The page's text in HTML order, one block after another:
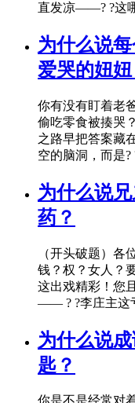
直发凉——? ?这
为什么说
爱哭的妞妞
你有没有盯着老
偷吃零食被揍哭
之路早把答案藏
空的脑洞，而是?
为什么说
药？
（开头破题）各
钱？权？女人？
这出戏精彩！您
—— ? ?李庄主这
为什么说
匙？